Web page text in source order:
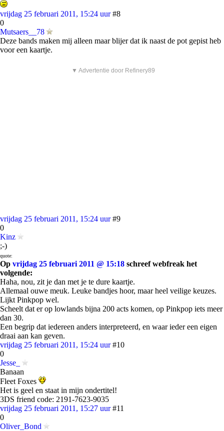
vrijdag 25 februari 2011, 15:24 uur #8
0
Mutsaers__78
Deze bands maken mij alleen maar blijer dat ik naast de pot gepist heb
voor een kaartje.
▼ Advertentie door Refinery89
vrijdag 25 februari 2011, 15:24 uur #9
0
Kinz
;-)
quote:
Op vrijdag 25 februari 2011 @ 15:18 schreef webfreak het
volgende:
Haha, nou, zit je dan met je te dure kaartje.
Allemaal ouwe meuk. Leuke bandjes hoor, maar heel veilige keuzes.
Lijkt Pinkpop wel.
Scheelt dat er op lowlands bijna 200 acts komen, op Pinkpop iets meer
dan 30.
Een begrip dat iedereen anders interpreteerd, en waar ieder een eigen
draai aan kan geven.
vrijdag 25 februari 2011, 15:24 uur #10
0
Jesse_
Banaan
Fleet Foxes
Het is geel en staat in mijn ondertitel!
3DS friend code: 2191-7623-9035
vrijdag 25 februari 2011, 15:27 uur #11
0
Oliver_Bond